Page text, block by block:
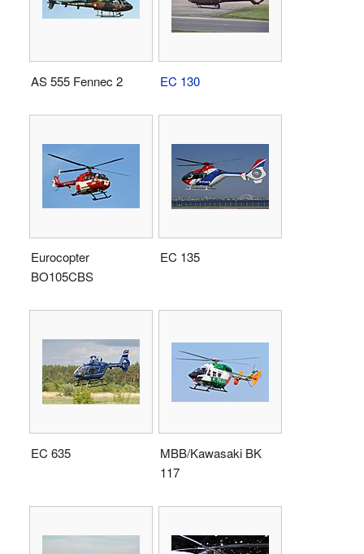
AS 555 Fennec 2 EC 130
Eurocopter
BO105CBS
EC 135
EC 635
MBB/Kawasaki BK
117